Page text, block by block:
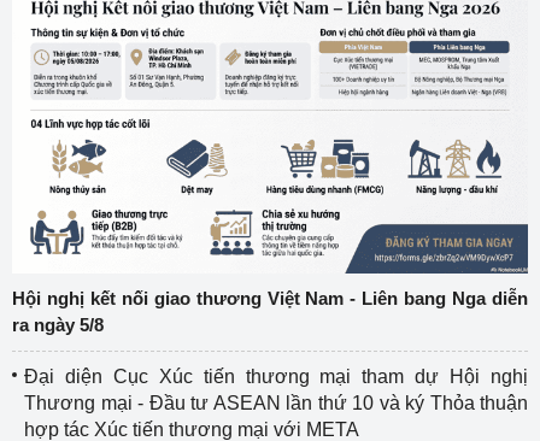
Hội nghị kết nối giao thương Việt Nam - Liên bang Nga diễn
ra ngày 5/8
Đại diện Cục Xúc tiến thương mại tham dự Hội nghị
Thương mại - Đầu tư ASEAN lần thứ 10 và ký Thỏa thuận
hợp tác Xúc tiến thương mại với META